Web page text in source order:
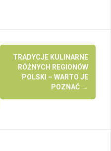
TRADYCJE KULINARNE
RÓŻNYCH REGIONÓW
POLSKI – WARTO JE
POZNAĆ →